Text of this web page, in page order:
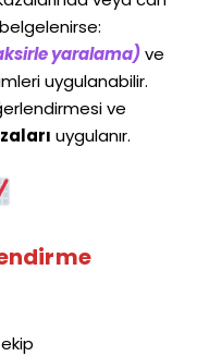
yaralama)ve
uygulanabilir.
ve
uygulanır.